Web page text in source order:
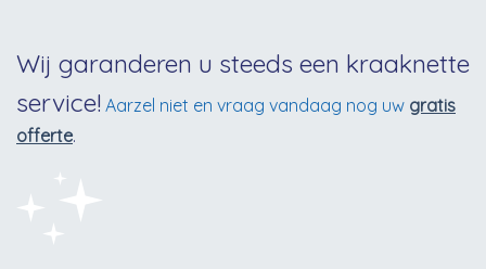
Wij garanderen u steeds een kraaknette
service! Aarzel niet en vraag vandaag nog uw gratis
offerte.